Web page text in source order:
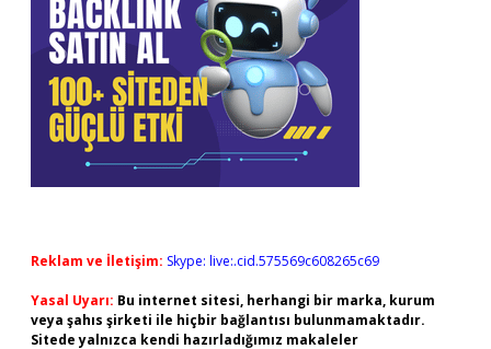
Reklam ve İletişim: Skype: live:.cid.575569c608265c69
Yasal Uyarı: Bu internet sitesi, herhangi bir marka, kurum
veya şahıs şirketi ile hiçbir bağlantısı bulunmamaktadır.
Sitede yalnızca kendi hazırladığımız makaleler